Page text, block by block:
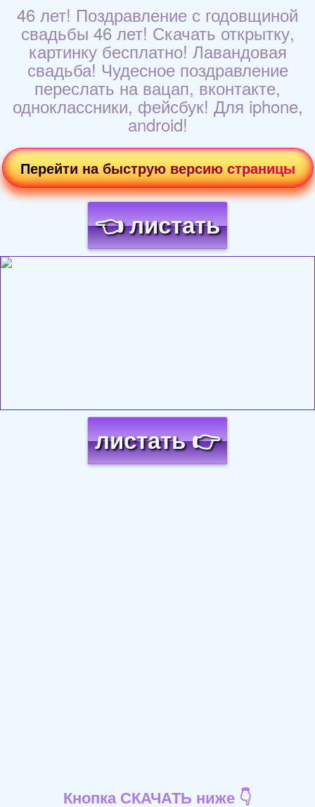
46 лет! Поздравление с годовщиной
свадьбы 46 лет! Скачать открытку,
картинку бесплатно! Лавандовая
свадьба! Чудесное поздравление
переслать на вацап, вконтакте,
одноклассники, фейсбук! Для iphone,
android!
Перейти на быструю версию страницы
👈 листать
листать 👉
Кнопка СКАЧАТЬ ниже 👇